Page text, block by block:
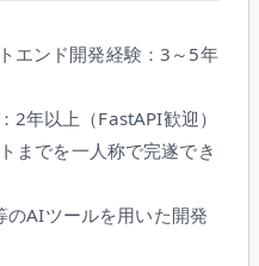
エンド開発経験：3～5年
2年以上（FastAPI歓迎）
までを一人称で完遂でき
AIツールを用いた開発